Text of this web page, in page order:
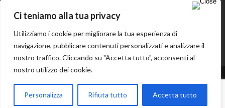
Ci teniamo alla tua privacy
Utilizziamo i cookie per migliorare la tua esperienza di
navigazione, pubblicare contenuti personalizzati e analizzare il
nostro traffico. Cliccando su "Accetta tutto", acconsenti al
nostro utilizzo dei cookie.
Personalizza Rifiuta tutto Accetta tutto
Copyright 2016 Artelegno s.n.c, All Right Reserved. P.IVA
01943460020